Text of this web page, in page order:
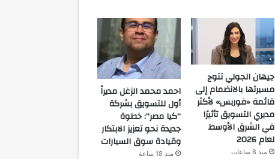
جيهان الجولي تتوج
مسيرتها بالانضمام إلى
قائمة «فوربس» لأكثر
مديري التسويق تأثيرًا
في الشرق الأوسط
لعام 2026
منذ 8 ساعات
احمد محمد الزغل مديراً
أول للتسويق بشركة
“كيا مصر”: خطوة
جديدة نحو تعزيز الابتكار
وقيادة سوق السيارات
منذ 18 ساعة